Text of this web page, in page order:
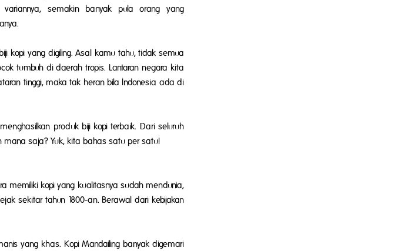
semakin banyak pula orang yang
kopi yang digiling. Asal kamu tahu, tidak semua
tumbuh di daerah tropis. Lantaran negara kita
tinggi, maka tak heran bila Indonesia ada di
produk biji kopi terbaik. Dari seluruh
mana saja? Yuk, kita bahas satu per satu!
memiliki kopi yang kualitasnya sudah mendunia,
sekitar tahun 1800-an. Berawal dari kebijakan
yang khas. Kopi Mandailing banyak digemari